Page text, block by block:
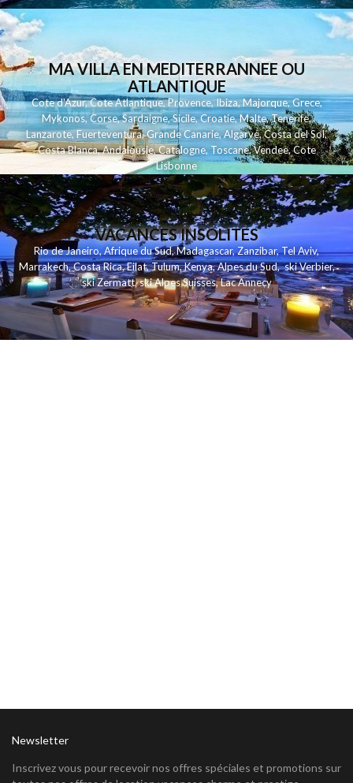
MA VILLA EN MEDITERRANNEE OU
ATLANTIQUE
Cote d'Azur,Cote Atlantique,Provence,Ibiza,Majorque,Grece,
Mykonos,Corse,Sardaigne,Sicile,Croatie,Malte,Tenerife,
Lanzarote,Fuerteventura,Grande Canarie,Algarve,Costa del Sol,
Costa Blanca,Andalousie,Catalogne,Toscane,Vendee,Cote
Lisbonne
VACANCES INSOLITES
Rio de Janeiro,Afrique du Sud,Madagascar,Zanzibar,Tel Aviv,
Marrakech,Costa Rica,Eilat,Tulum,Kenya,Alpes du Sud,ski Verbier,
ski Zermatt,ski Alpes Suisses,Lac Annecy
Newsletter
Inscrivez vous pour recevoir nos offres spéciales et promotions sur